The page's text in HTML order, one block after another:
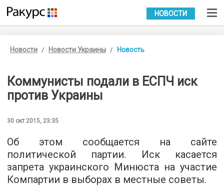
УКР РУС
НОВОСТИ
Новости Новости Украины Новость
Коммунисты подали в ЕСПЧ иск
против Украины
30 окт 2015, 23:35
Об этом сообщается на сайте
политической партии. Иск касается
запрета украинского Минюста на участие
Компартии в выборах в местные советы.